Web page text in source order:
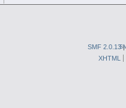
SMF 2.0.13|
XHTML